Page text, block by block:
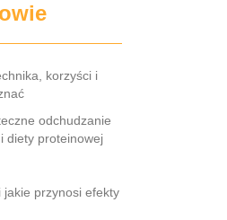
korzyści i
odchudzanie
diety proteinowej
przynosi efekty